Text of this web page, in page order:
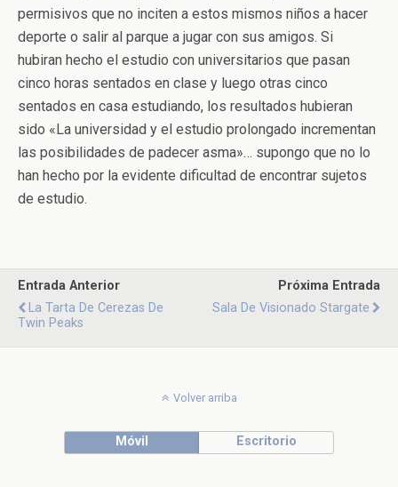
permisivos que no inciten a estos mismos niños a hacer
deporte o salir al parque a jugar con sus amigos. Si
hubiran hecho el estudio con universitarios que pasan
cinco horas sentados en clase y luego otras cinco
sentados en casa estudiando, los resultados hubieran
sido «La universidad y el estudio prolongado incrementan
las posibilidades de padecer asma»… supongo que no lo
han hecho por la evidente dificultad de encontrar sujetos
de estudio.
Entrada Anterior
La Tarta De Cerezas De
Twin Peaks
Próxima Entrada
Sala De Visionado Stargate
Volver arriba
Móvil Escritorio